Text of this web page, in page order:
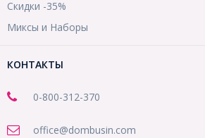
Скидки -35%
Миксы и Наборы
КОНТАКТЫ
0-800-312-370
office@dombusin.com